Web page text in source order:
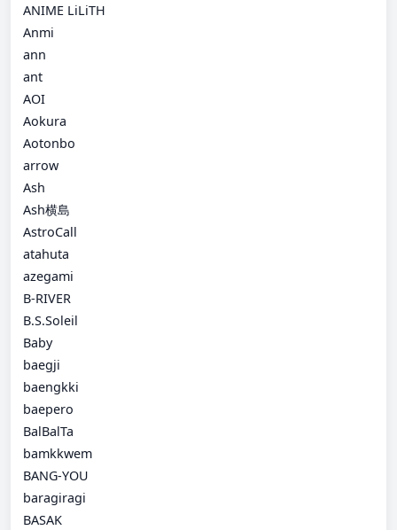
ANIME LiLiTH
Anmi
ann
ant
AOI
Aokura
Aotonbo
arrow
Ash
Ash横島
AstroCall
atahuta
azegami
B-RIVER
B.S.Soleil
Baby
baegji
baengkki
baepero
BalBalTa
bamkkwem
BANG-YOU
baragiragi
BASAK